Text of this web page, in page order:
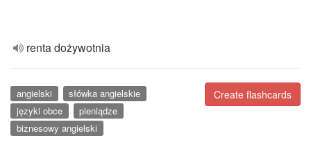
renta dożywotnia
Create flashcards
angielski
słówka angielskie
języki obce
pieniądze
biznesowy angielski